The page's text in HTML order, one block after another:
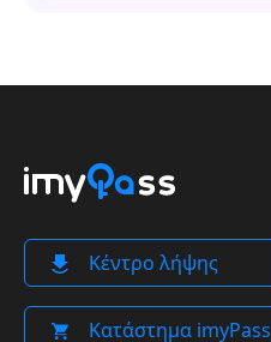
Κέντρο λήψης
Κατάστημα imyPass